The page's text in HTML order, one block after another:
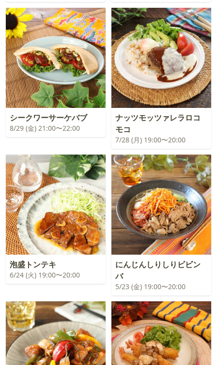
シークワーサーケバブ
8/29 (金) 21:00〜22:00
ナッツモッツァレラロコ
モコ
7/28 (月) 19:00〜20:00
泡盛トンテキ
6/24 (火) 19:00〜20:00
にんじんしりしりビビン
バ
5/23 (金) 19:00〜20:00